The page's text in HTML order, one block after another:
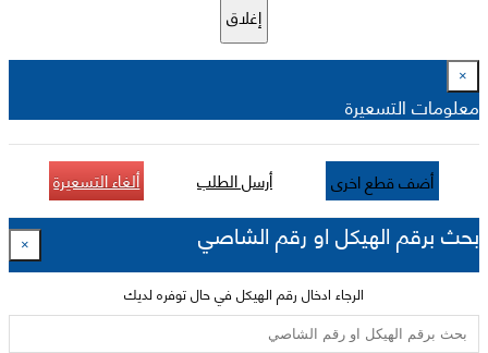
إغلاق
×
معلومات التسعيرة
أضف قطع اخرى أرسل الطلب ألغاء التسعيرة
بحث برقم الهيكل او رقم الشاصي ×
الرجاء ادخال رقم الهيكل في حال توفره لديك